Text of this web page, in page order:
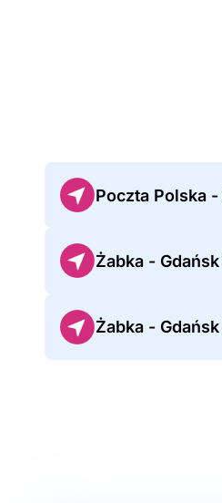
Poczta Polska
Żabka -
Żabka -